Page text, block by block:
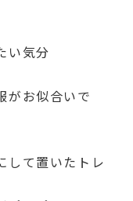
い気分
がお似合いで
して置いたトレ